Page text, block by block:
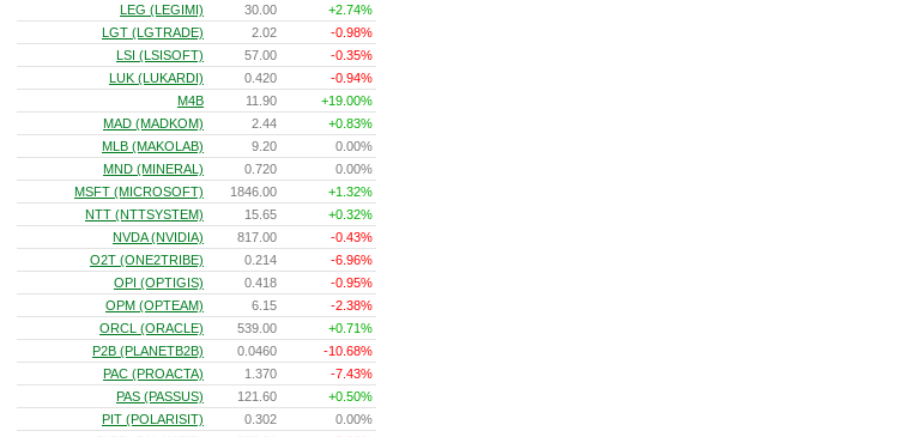
LEG (LEGIMI)
30.00
+2.74%
LGT (LGTRADE)
2.02
-0.98%
LSI (LSISOFT)
57.00
-0.35%
LUK (LUKARDI)
0.420
-0.94%
M4B
11.90
+19.00%
MAD (MADKOM)
2.44
+0.83%
MLB (MAKOLAB)
9.20
0.00%
MND (MINERAL)
0.720
0.00%
MSFT (MICROSOFT)
1846.00
+1.32%
NTT (NTTSYSTEM)
15.65
+0.32%
NVDA (NVIDIA)
817.00
-0.43%
O2T (ONE2TRIBE)
0.214
-6.96%
OPI (OPTIGIS)
0.418
-0.95%
OPM (OPTEAM)
6.15
-2.38%
ORCL (ORACLE)
539.00
+0.71%
P2B (PLANETB2B)
0.0460
-10.68%
PAC (PROACTA)
1.370
-7.43%
PAS (PASSUS)
121.60
+0.50%
PIT (POLARISIT)
0.302
0.00%